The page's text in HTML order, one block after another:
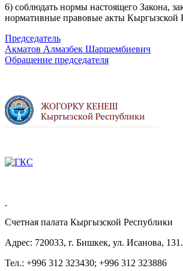
6) соблюдать нормы настоящего Закона,
нормативные правовые акты Кыргызской
Председатель
Акматов Алмазбек Шаршембиевич
Обращение председателя
Счетная палата Кыргызской Республики
Адрес: 720033, г. Бишкек, ул. Исанова, 131.
Тел.: +996 312 323430; +996 312 323886